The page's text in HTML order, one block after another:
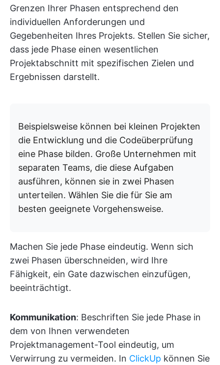
Grenzen Ihrer Phasen entsprechend den
individuellen Anforderungen und
Gegebenheiten Ihres Projekts. Stellen Sie sicher,
dass jede Phase einen wesentlichen
Projektabschnitt mit spezifischen Zielen und
Ergebnissen darstellt.
Beispielsweise können bei kleinen Projekten
die Entwicklung und die Codeüberprüfung
eine Phase bilden. Große Unternehmen mit
separaten Teams, die diese Aufgaben
ausführen, können sie in zwei Phasen
unterteilen. Wählen Sie die für Sie am
besten geeignete Vorgehensweise.
Machen Sie jede Phase eindeutig. Wenn sich
zwei Phasen überschneiden, wird Ihre
Fähigkeit, ein Gate dazwischen einzufügen,
beeinträchtigt.
Kommunikation: Beschriften Sie jede Phase in
dem von Ihnen verwendeten
Projektmanagement-Tool eindeutig, um
Verwirrung zu vermeiden. In ClickUp können Sie